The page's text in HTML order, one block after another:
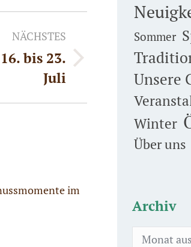
NÄCHSTES
bis 23.
Juli
im
Sommer
Unsere
Winter
Über uns
Archiv
Archiv